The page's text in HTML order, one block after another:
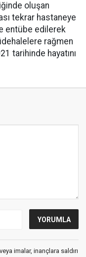
oluşan
tekrar hastaneye
entübe edilerek
rağmen
tarihinde hayatını
imalar, inançlara saldırı